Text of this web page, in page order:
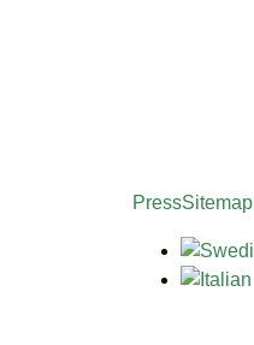
PressSitemap